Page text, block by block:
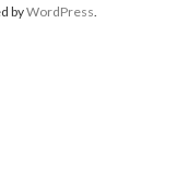
byWordPress